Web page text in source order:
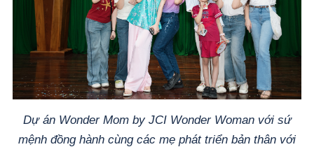
Dự án Wonder Mom by JCI Wonder Woman với sứ
mệnh đồng hành cùng các mẹ phát triển bản thân với